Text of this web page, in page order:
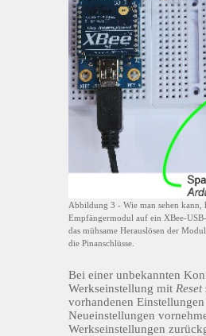
Abbildung 3 - Wie man sehen kann,
Empfängermodul auf ein XBee-
das mühsame Herauslösen der
die Pinanschlüsse.
Bei einer unbekannten
Werkseinstellung mit Reset
vorhandenen
Neueinstellungen
Werkseinstellungen